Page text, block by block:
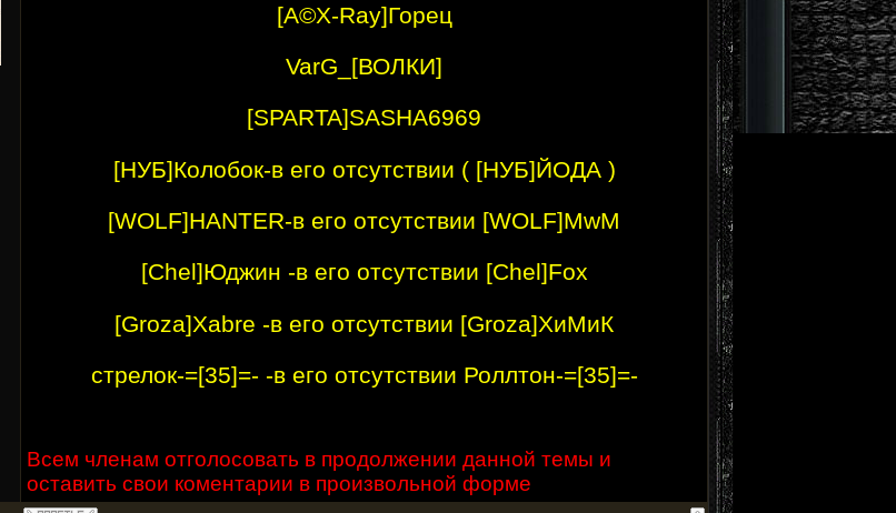
[A©X-Ray]Горец
VarG_[ВОЛКИ]
[SPARTA]SASHA6969
[НУБ]Колобок-в его отсутствии ( [НУБ]ЙОДА )
[WOLF]HANTER-в его отсутствии [WOLF]MwM
[Chel]Юджин -в его отсутствии [Chel]Fox
[Groza]Xabre -в его отсутствии [Groza]ХиМиК
стрелок-=[35]=- -в его отсутствии Роллтон-=[35]=-
Всем членам отголосовать в продолжении данной темы и
оставить свои коментарии в произвольной форме